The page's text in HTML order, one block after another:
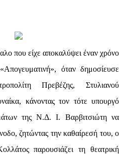
που είχε αποκαλύψει έναν χρόνο
όταν δημοσίευσε
Πρεβέζης, Στυλιανού
κάνοντας τον τότε υπουργό
της Ν.Δ. Ι. Βαρβιτσιώτη να
ζητώντας την καθαίρεσή του, ο
παρουσιάζει τη θεατρική